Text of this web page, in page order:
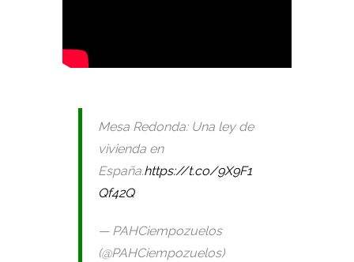
Mesa Redonda: Una ley de
vivienda en
España.https://t.co/9X9F1
Qf42Q
— PAHCiempozuelos
(@PAHCiempozuelos)